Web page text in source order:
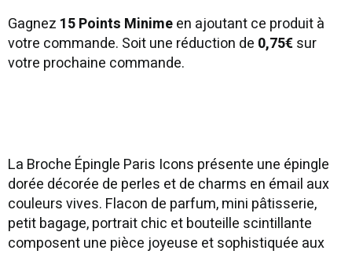
Gagnez 15 Points Minimeen ajoutant ce produit à
votre commande. Soit une réduction de 0,75€sur
votre prochaine commande.
La Broche Épingle Paris Icons présente une épingle
dorée décorée de perles et de charms en émail aux
couleurs vives. Flacon de parfum, mini pâtisserie,
petit bagage, portrait chic et bouteille scintillante
composent une pièce joyeuse et sophistiquée aux